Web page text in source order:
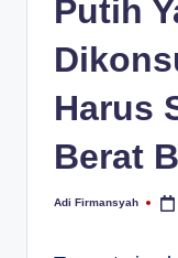
Putih
Harus
Berat
Posted
Adi Firmansyah